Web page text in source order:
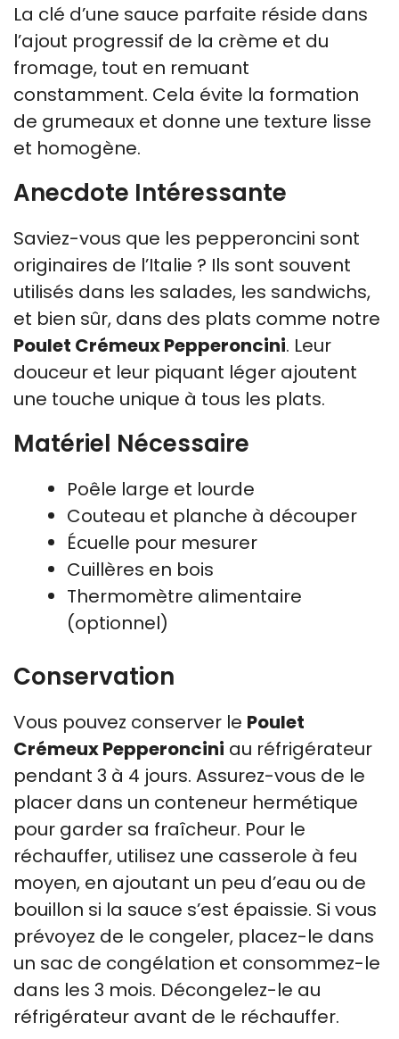
La clé d’une sauce parfaite réside dans
l’ajout progressif de la crème et du
fromage, tout en remuant
constamment. Cela évite la formation
de grumeaux et donne une texture lisse
et homogène.
Anecdote Intéressante
Saviez-vous que les pepperoncini sont
originaires de l’Italie ? Ils sont souvent
utilisés dans les salades, les sandwichs,
et bien sûr, dans des plats comme notre
Poulet Crémeux Pepperoncini. Leur
douceur et leur piquant léger ajoutent
une touche unique à tous les plats.
Matériel Nécessaire
Poêle large et lourde
Couteau et planche à découper
Écuelle pour mesurer
Cuillères en bois
Thermomètre alimentaire
(optionnel)
Conservation
Vous pouvez conserver le Poulet
Crémeux Pepperoncini au réfrigérateur
pendant 3 à 4 jours. Assurez-vous de le
placer dans un conteneur hermétique
pour garder sa fraîcheur. Pour le
réchauffer, utilisez une casserole à feu
moyen, en ajoutant un peu d’eau ou de
bouillon si la sauce s’est épaissie. Si vous
prévoyez de le congeler, placez-le dans
un sac de congélation et consommez-le
dans les 3 mois. Décongelez-le au
réfrigérateur avant de le réchauffer.